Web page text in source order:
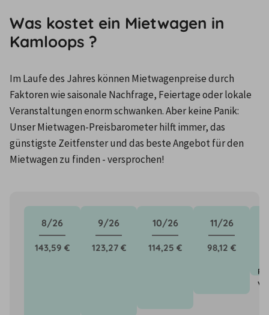
Was kostet ein Mietwagen in
Kamloops ?
Im Laufe des Jahres können Mietwagenpreise durch
Faktoren wie saisonale Nachfrage, Feiertage oder lokale
Veranstaltungen enorm schwanken. Aber keine Panik:
Unser Mietwagen-Preisbarometer hilft immer, das
günstigste Zeitfenster und das beste Angebot für den
Mietwagen zu finden - versprochen!
8/26
143,59 €
9/26
123,27 €
10/26
114,25 €
11/26
98,12 €